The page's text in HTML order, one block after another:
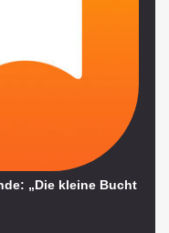
„Die kleine Bucht